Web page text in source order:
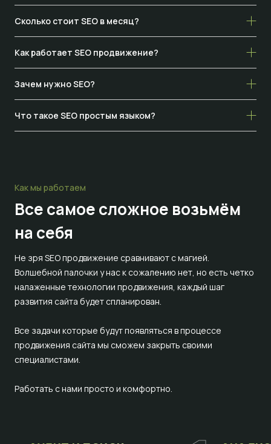
Сколько стоит SEO в месяц?
Как работает SEO продвижение?
Зачем нужно SEO?
Что такое SEO простым языком?
Как мы работаем
Все самое сложное возьмём
на себя
Не зря SEO продвижение сравнивают с магией.
Волшебной палочки у нас к сожалению нет, но есть четко
налаженные технологии продвижения, каждый шаг
развития сайта будет спланирован.
Все задачи которые будут появляться в процессе
продвижения сайта мы сможем закрыть своими
специалистами.
Работать с нами просто и комфортно.